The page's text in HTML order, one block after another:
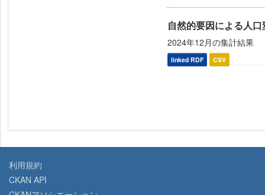
自然的要因による人
2024年12月の集計結果
linked RDF CSV
利用規約
CKAN API